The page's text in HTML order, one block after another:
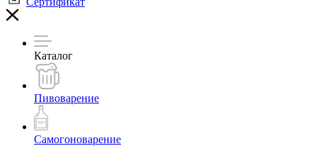
Каталог
Пивоварение
Самогоноварение